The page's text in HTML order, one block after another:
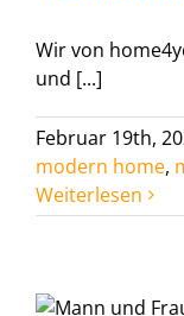
Wir von
und [...]
Februar 19th,
modern home,
Weiterlesen